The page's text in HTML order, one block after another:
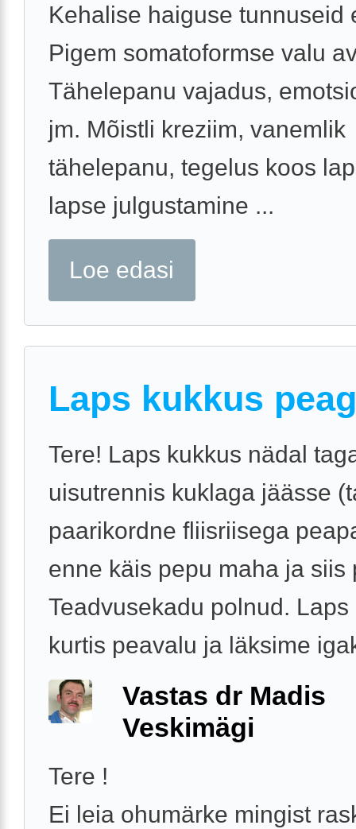
Kehalise haiguse tunnuseid
Pigem somatoformse valu
Tähelepanu vajadus,
jm. Mõistli kreziim, vanemlik
tähelepanu, tegelus koos
lapse julgustamine ...
Loe edasi
Laps kukkus
Tere! Laps kukkus nädal
uisutrennis kuklaga jäässe
paarikordne fliisriisega
enne käis pepu maha ja siis
Teadvusekadu polnud. Laps
kurtis peavalu ja läksime
Vastas dr Madis
Veskimägi
Tere !
Ei leia ohumärke mingist